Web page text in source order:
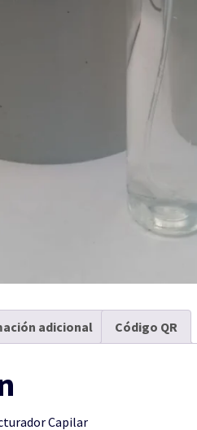
adicional Código QR
Capilar